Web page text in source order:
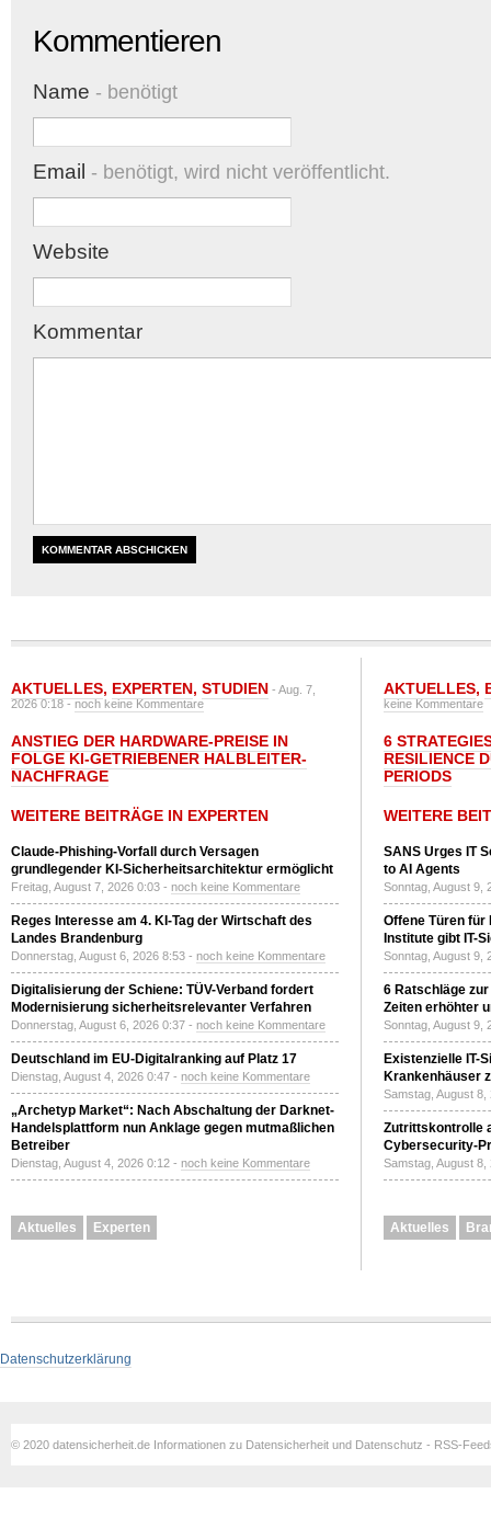
Kommentieren
Name - benötigt
Email - benötigt, wird nicht veröffentlicht.
Website
Kommentar
AKTUELLES, EXPERTEN, STUDIEN - Aug. 7,
2026 0:18 -noch keine Kommentare
ANSTIEG DER HARDWARE-PREISE IN
FOLGE KI-GETRIEBENER HALBLEITER-
NACHFRAGE
WEITERE BEITRÄGE IN EXPERTEN
Claude-Phishing-Vorfall durch Versagen
grundlegender KI-Sicherheitsarchitektur ermöglicht
Freitag, August 7, 2026 0:03 - noch keine Kommentare
Reges Interesse am 4. KI-Tag der Wirtschaft des
Landes Brandenburg
Donnerstag, August 6, 2026 8:53 - noch keine Kommentare
Digitalisierung der Schiene: TÜV-Verband fordert
Modernisierung sicherheitsrelevanter Verfahren
Donnerstag, August 6, 2026 0:37 - noch keine Kommentare
Deutschland im EU-Digitalranking auf Platz 17
Dienstag, August 4, 2026 0:47 - noch keine Kommentare
„Archetyp Market“: Nach Abschaltung der Darknet-
Handelsplattform nun Anklage gegen mutmaßlichen
Betreiber
Dienstag, August 4, 2026 0:12 - noch keine Kommentare
Aktuelles Experten
AKTUELLES,
keine Kommentare
6
RESILIENCE
PERIODS
WEITERE
SANS Urges IT
to AI Agents
Sonntag, August 9,
Offene Türen für
Institute gibt IT-
Sonntag, August 9,
6 Ratschläge
Zeiten erhöhter
Sonntag, August 9,
Existenzielle IT-
Krankenhäuser
Samstag, August
Zutrittskontrolle
Cybersecurity-
Samstag, August
Aktuelles
Datenschutzerklärung
© 2020 datensicherheit.de Informationen zu Datensicherheit und Datenschutz - RSS-